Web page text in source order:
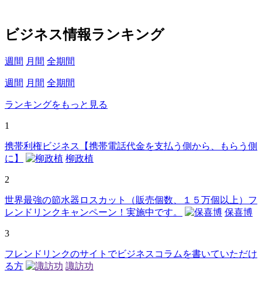
ビジネス情報ランキング
週間 月間 全期間
週間 月間 全期間
ランキングをもっと見る
1
携帯利権ビジネス【携帯電話代金を支払う側から、もらう側
に】
柳政植
2
世界最強の節水器ロスカット（販売個数、１５万個以上）フ
レンドリンクキャンペーン！実施中です。
保喜博
3
フレンドリンクのサイトでビジネスコラムを書いていただけ
る方
諏訪功